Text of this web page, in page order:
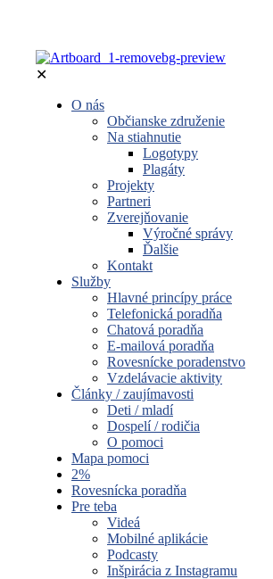
✕
O nás
Občianske združenie
Na stiahnutie
Logotypy
Plagáty
Projekty
Partneri
Zverejňovanie
Výročné správy
Ďalšie
Kontakt
Služby
Hlavné princípy práce
Telefonická poradňa
Chatová poradňa
E-mailová poradňa
Rovesnícke poradenstvo
Vzdelávacie aktivity
Články / zaujímavosti
Deti / mladí
Dospelí / rodičia
O pomoci
Mapa pomoci
2%
Rovesnícka poradňa
Pre teba
Videá
Mobilné aplikácie
Podcasty
Inšpirácia z Instagramu